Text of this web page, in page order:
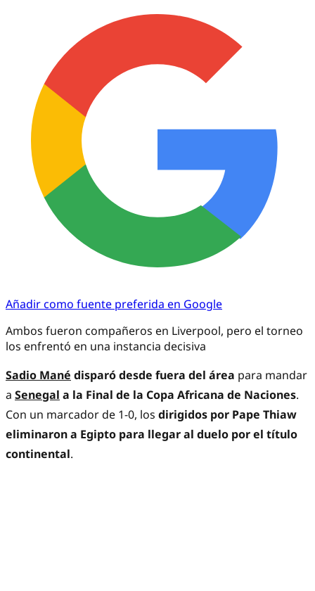
Añadir como fuente preferida en Google
Ambos fueron compañeros en Liverpool, pero el torneo
los enfrentó en una instancia decisiva
Sadio Mané disparó desde fuera del área para mandar
a Senegal a la Final de la Copa Africana de Naciones.
Con un marcador de 1-0, los dirigidos por Pape Thiaw
eliminaron a Egipto para llegar al duelo por el título
continental.